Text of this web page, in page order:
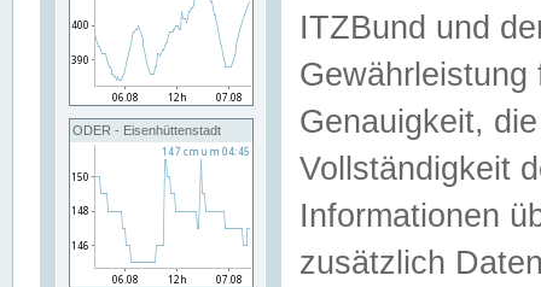
ODER - Eisenhüttenstadt
ITZBund und
Genauigkeit,
Vollständigkeit
Informationen
zusätzlich